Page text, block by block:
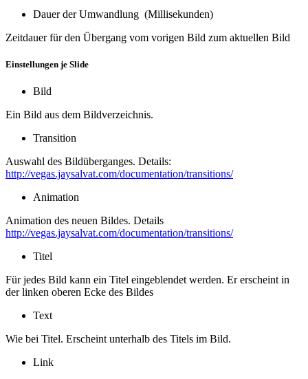
Dauer der Umwandlung (Millisekunden)
Zeitdauer für den Übergang vom vorigen Bild zum aktuellen Bild
Einstellungen je Slide
Bild
Ein Bild aus dem Bildverzeichnis.
Transition
Auswahl des Bildüberganges. Details:
http://vegas.jaysalvat.com/documentation/transitions/
Animation
Animation des neuen Bildes. Details
http://vegas.jaysalvat.com/documentation/transitions/
Titel
Für jedes Bild kann ein Titel eingeblendet werden. Er erscheint in
der linken oberen Ecke des Bildes
Text
Wie bei Titel. Erscheint unterhalb des Titels im Bild.
Link